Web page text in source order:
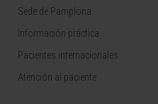
Sede de Pamplona
Información práctica
Pacientes internacionales
Atención al paciente